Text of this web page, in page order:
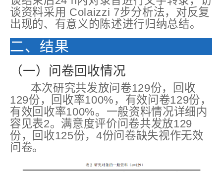
谈资料采用 Colaizzi 7步分析法，对反复
出现的、有意义的陈述进行归纳总结。
二、结果
（一）问卷回收情况
本次研究共发放问卷129份，回收
129份，回收率100%，有效问卷129份，
有效回收率100%。一般资料情况详细内
容见表2。满意度评价问卷共发放129
份，回收125份，4份问卷缺失视作无效
问卷。